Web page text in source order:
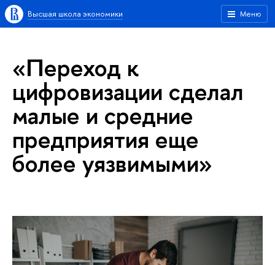
Меню
Высшая школа экономики
«Переход к
цифровизации сделал
малые и средние
предприятия еще
более уязвимыми»